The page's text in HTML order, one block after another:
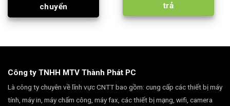
chuyển
trả
Công ty TNHH MTV Thành Phát PC
Là công ty chuyên về lĩnh vực CNTT bao gồm: cung cấp các thiết bị máy
tính, máy in, máy chấm công, máy fax, các thiết bị mạng, wifi, camera